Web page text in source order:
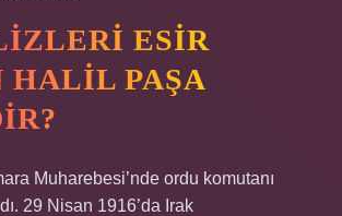
ESIR
HALIL PAŞA
Muharebesi’nde ordu komutanı
29 Nisan 1916’da Irak